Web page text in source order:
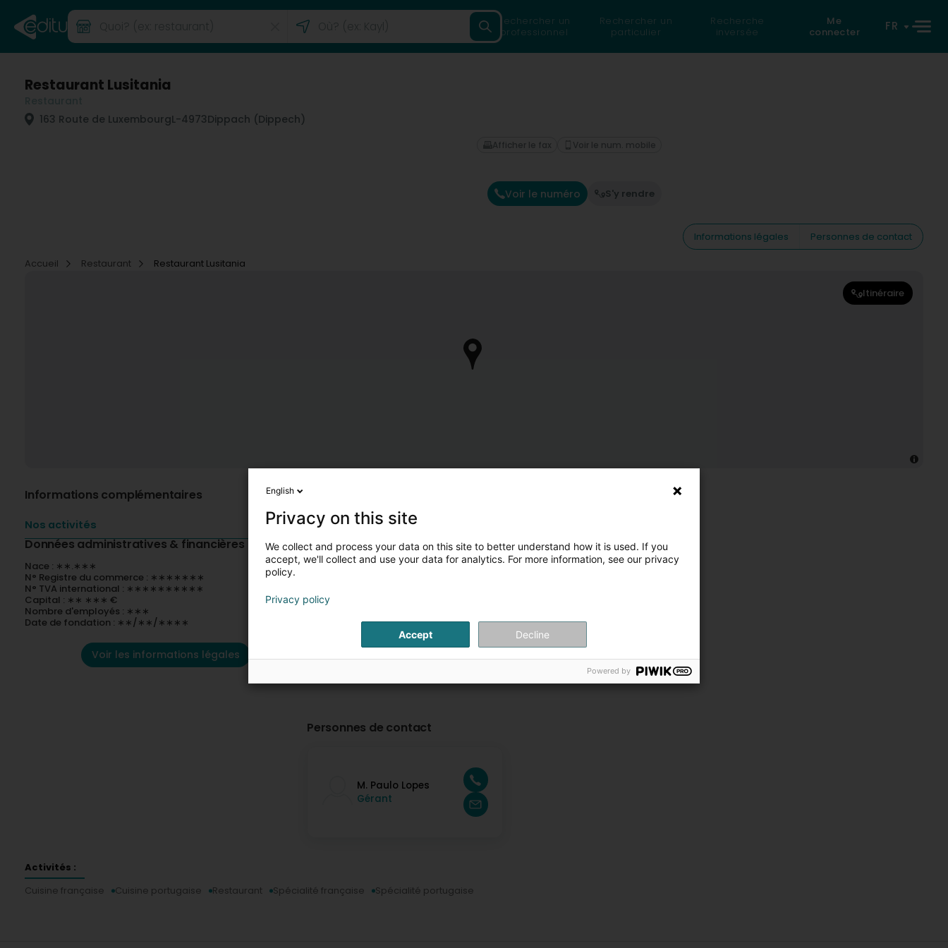
Rechercher un
professionnel
Rechercher un
particulier
Recherche
inversée
Me
connecter
FR
Restaurant Lusitania
163 Route de LuxembourgL-4973Dippach (Dippech)
Voir le numéro S'y rendre
Afficher le fax Voir le num. mobile
Informations légales
Personnes de contact
Accueil
Restaurant Restaurant Lusitania
Itinéraire
Informations complémentaires
Nos activités
Données administratives & financières
Nace : ∗∗.∗∗∗
N° Registre du commerce : ∗∗∗∗∗∗∗
N° TVA international : ∗∗∗∗∗∗∗∗∗∗
Capital : ∗∗ ∗∗∗ €
Nombre d'employés : ∗∗∗
Date de fondation : ∗∗/∗∗/∗∗∗∗
Voir les informations légales
Personnes de contact
M. Paulo Lopes
Gérant
Activités :
Cuisine française
Cuisine portugaise Restaurant Spécialité française Spécialité portugaise
English
Privacy on this site
We collect and process your data on this site to better understand how it is used. If you
accept, we'll collect and use your data for analytics. For more information, see our privacy
policy.
Privacy policy
Accept Decline
Powered by